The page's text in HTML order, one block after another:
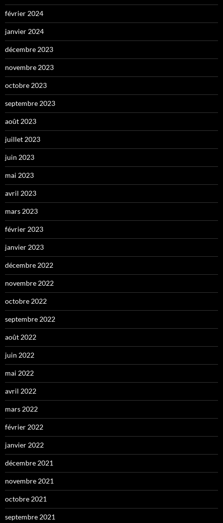
février 2024
janvier 2024
décembre 2023
novembre 2023
octobre 2023
septembre 2023
août 2023
juillet 2023
juin 2023
mai 2023
avril 2023
mars 2023
février 2023
janvier 2023
décembre 2022
novembre 2022
octobre 2022
septembre 2022
août 2022
juin 2022
mai 2022
avril 2022
mars 2022
février 2022
janvier 2022
décembre 2021
novembre 2021
octobre 2021
septembre 2021